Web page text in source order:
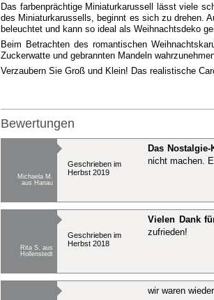
Das farbenprächtige Miniaturkarussell lässt viele
des Miniaturkarussells, beginnt es sich zu drehen.
beleuchtet und kann so ideal als Weihnachtsdeko
Beim Betrachten des romantischen
Zuckerwatte und gebrannten Mandeln
Verzaubern Sie Groß und Klein! Das realistische
Bewertungen
Michaela M.
aus Hanau
Geschrieben im
Herbst 2019
Das
nicht machen.
Rita S. aus
Hollenstedt
Geschrieben im
Herbst 2018
Vielen Dank
zufrieden!
wir waren